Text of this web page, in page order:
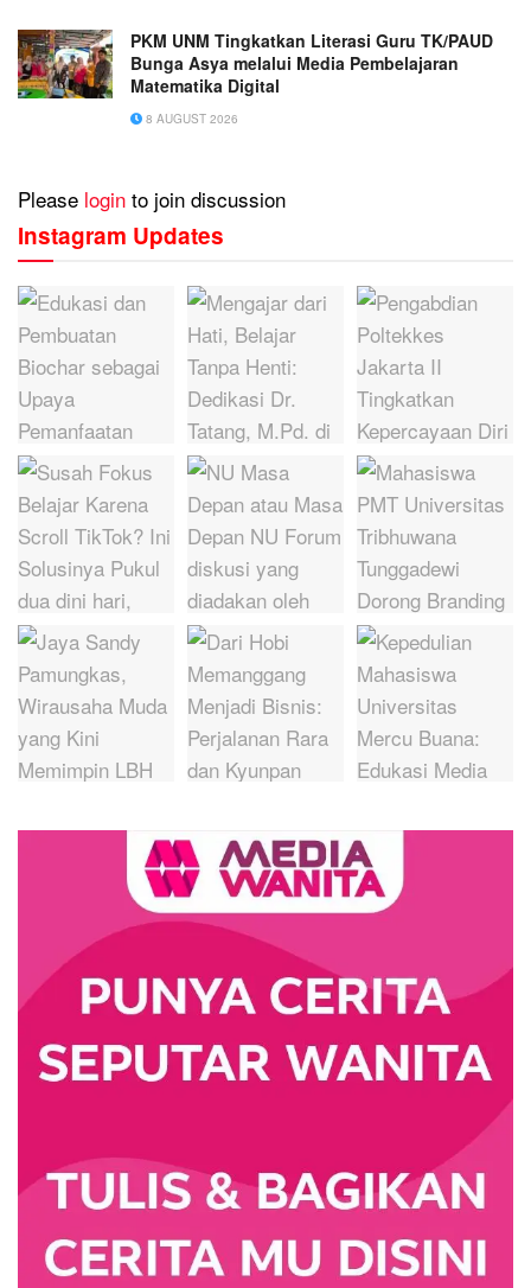
PKM UNM Tingkatkan Literasi Guru TK/PAUD
Bunga Asya melalui Media Pembelajaran
Matematika Digital
8 AUGUST 2026
Please login to join discussion
Instagram Updates